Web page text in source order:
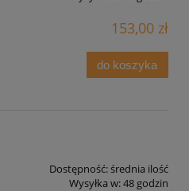
153,00 zł
do koszyka
Dostępność:średnia ilość
Wysyłka w:48 godzin